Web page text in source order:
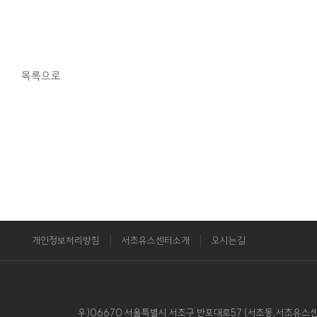
목록으로
개인정보처리방침 서초유스센터소개 오시는길
우)06670 서울특별시 서초구 반포대로57 (서초동,서초유스